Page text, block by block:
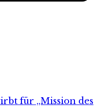
für „Mission des